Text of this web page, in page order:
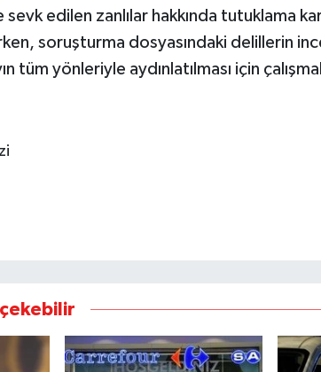
edilen zanlılar hakkında tutuklama
soruşturma dosyasındaki delillerin
tüm yönleriyle aydınlatılması için